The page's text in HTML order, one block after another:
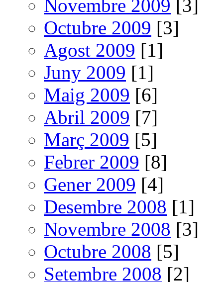
Novembre 2009 [3]
Octubre 2009 [3]
Agost 2009 [1]
Juny 2009 [1]
Maig 2009 [6]
Abril 2009 [7]
Març 2009 [5]
Febrer 2009 [8]
Gener 2009 [4]
Desembre 2008 [1]
Novembre 2008 [3]
Octubre 2008 [5]
Setembre 2008 [2]